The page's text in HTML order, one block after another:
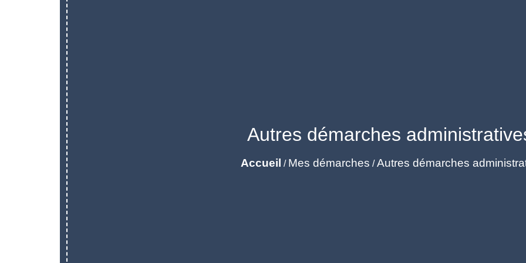
Autres démarches
Accueil / Mes démarches /Autres démarches